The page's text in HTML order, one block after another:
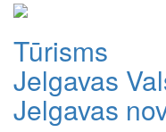
Tūrisms
Jelgavas
Jelgavas